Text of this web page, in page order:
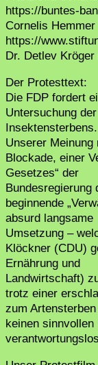
https://buntes-
Cornelis
https://
Dr. Detlev
Der Protesttext:
Die FDP fordert
Untersuchung
Insektensterbens.
Unserer
Blockade, einer
Gesetzes“ der
Bundesregierung
beginnende
absurd langsame
Umsetzung –
Klöckner (CDU)
Ernährung und
Landwirtschaft)
trotz einer
zum Artensterben
keinen